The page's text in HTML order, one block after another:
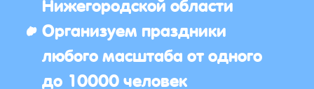
Организуем праздники
любого масштаба от одного
до 10000 человек